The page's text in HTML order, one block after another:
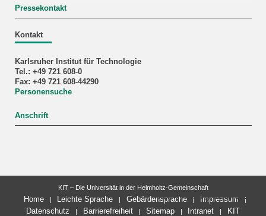
Pressekontakt
Kontakt
Karlsruher Institut für Technologie
Tel.: +49 721 608-0
Fax: +49 721 608-44290
Personensuche
Anschrift
letzte Änderung: 22.07.2026
KIT – Die Universität in der Helmholtz-Gemeinschaft
Home Leichte Sprache Gebärdensprache
Impressum
Datenschutz
Barrierefreiheit Sitemap Intranet KIT